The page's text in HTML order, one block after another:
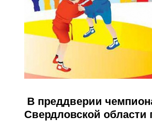
В преддверии
Свердловской области